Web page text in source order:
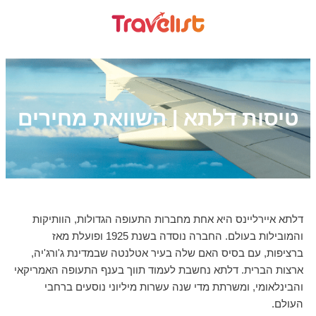
טיסות דלתא | השוואת מחירים
דלתא איירליינס היא אחת מחברות התעופה הגדולות, הוותיקות
והמובילות בעולם. החברה נוסדה בשנת 1925 ופועלת מאז
ברציפות, עם בסיס האם שלה בעיר אטלנטה שבמדינת ג'ורג'יה,
ארצות הברית. דלתא נחשבת לעמוד תווך בענף התעופה האמריקאי
והבינלאומי, ומשרתת מדי שנה עשרות מיליוני נוסעים ברחבי
העולם.